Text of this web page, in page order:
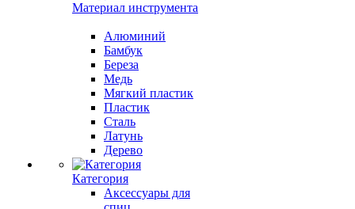
Материал инструмента
Алюминий
Бамбук
Береза
Медь
Мягкий пластик
Пластик
Сталь
Латунь
Дерево
Категория
Аксессуары для